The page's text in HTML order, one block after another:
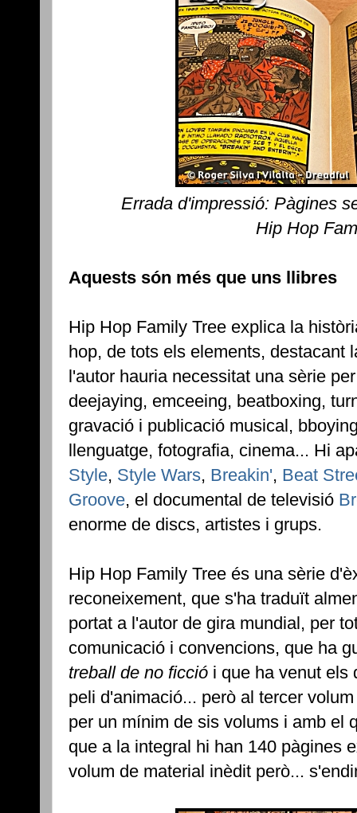
Errada d'impressió: Pàgines
Hip Hop
Aquests són més que uns llibres
Hip Hop Family Tree explica la
hop, de tots els elements, destacant
l'autor hauria necessitat una sèrie
deejaying, emceeing, beatboxing,
gravació i publicació musical,
llenguatge, fotografia, cinema... Hi
Style, Style Wars, Breakin', Beat
Groove, el documental de televisió
enorme de discs, artistes i grups.
Hip Hop Family Tree és una sèrie
reconeixement, que s'ha traduït
portat a l'autor de gira mundial, per
comunicació i convencions, que ha
treball de no ficció i que ha venut els
peli d'animació... però al tercer
per un mínim de sis volums i amb el
que a la integral hi han 140 pàgines
volum de material inèdit però...